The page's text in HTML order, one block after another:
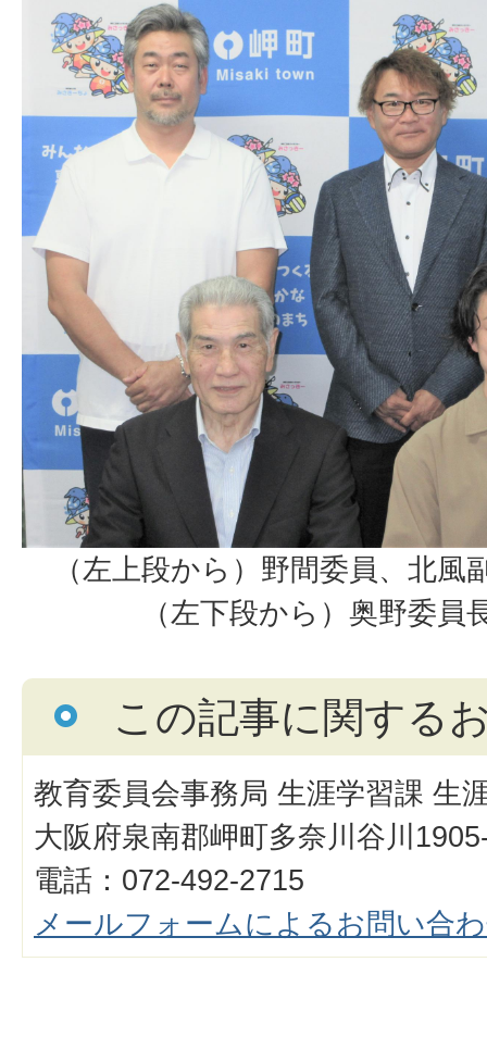
（左上段から）野間委員、北風
（左下段から）奥野委員
この記事に関する
教育委員会事務局 生涯学習課 生
大阪府泉南郡岬町多奈川谷川
電話：072-492-2715
メールフォームによるお問い合